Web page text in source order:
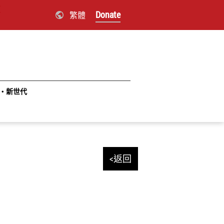
繁體 Donate
新世代
<返回